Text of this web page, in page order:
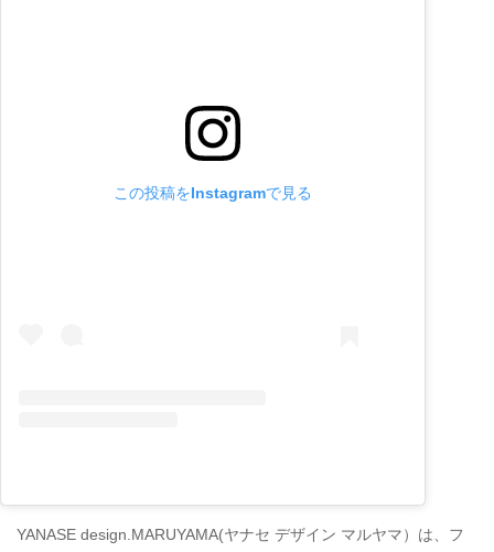
この投稿をInstagramで見る
YANASE design.MARUYAMA(ヤナセ デザイン マルヤマ）は、フ